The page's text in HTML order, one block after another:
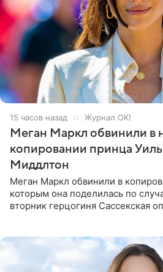
15 часов назад Журнал OK!
Меган Маркл обвинили в
копировании принца
Миддлтон
Меган Маркл обвинили в
которым она поделилась по
вторник герцогиня Сассекская